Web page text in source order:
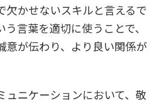
欠かせないスキルと言えるで
言葉を適切に使うことで、
意が伝わり、より良い関係が
ュニケーションにおいて、敬